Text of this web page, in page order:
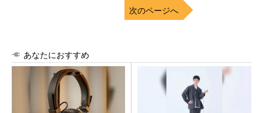
次のページへ
あなたにおすすめ